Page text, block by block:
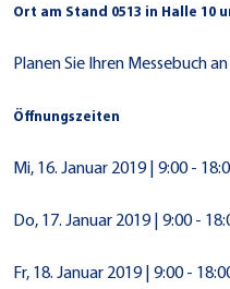
Ort am Stand 0513 in Halle 10
Planen Sie Ihren Messebuch
Öffnungszeiten
Mi, 16. Januar 2019 | 9:00 -
Do, 17. Januar 2019 | 9:00 -
Fr, 18. Januar 2019 | 9:00 -